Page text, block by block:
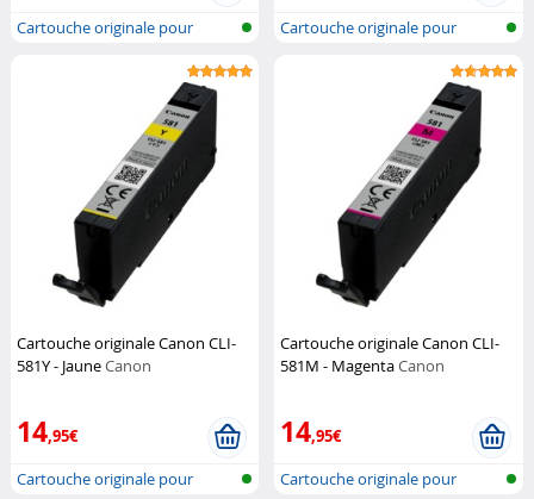
Cartouche originale pour
Cartouche originale pour
Cartouche originale Canon CLI-
581Y - JauneCanon
14,95€
Cartouche originale pour
Cartouche originale Canon CLI-
581M - MagentaCanon
14,95€
Cartouche originale pour